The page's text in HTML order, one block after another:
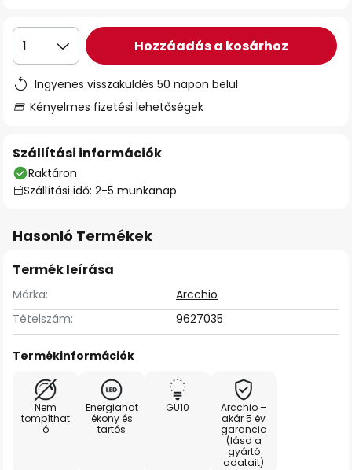
1 Hozzáadás a kosárhoz
Ingyenes visszaküldés 50 napon belül
Kényelmes fizetési lehetőségek
Szállítási információk
Raktáron
Szállítási idő: 2-5 munkanap
Hasonló Termékek
Termék leírása
Márka:
Arcchio
Tételszám:
9627035
Termékinformációk
Nem
tompíthat
ó
Energiahat
ékony és
tartós
GU10
Arcchio –
akár 5 év
garancia
(lásd a
gyártó
adatait)